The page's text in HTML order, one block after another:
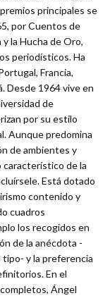
principales se
por Cuentos de
la Hucha de Oro,
periodísticos. Ha
Francia,
Desde 1964 vive en
de
por su estilo
Aunque predomina
de ambientes y
de la
Está dotado
contenido y
cuadros
los recogidos en
de la anécdota -
tipo- y la preferencia
En el
Ángel